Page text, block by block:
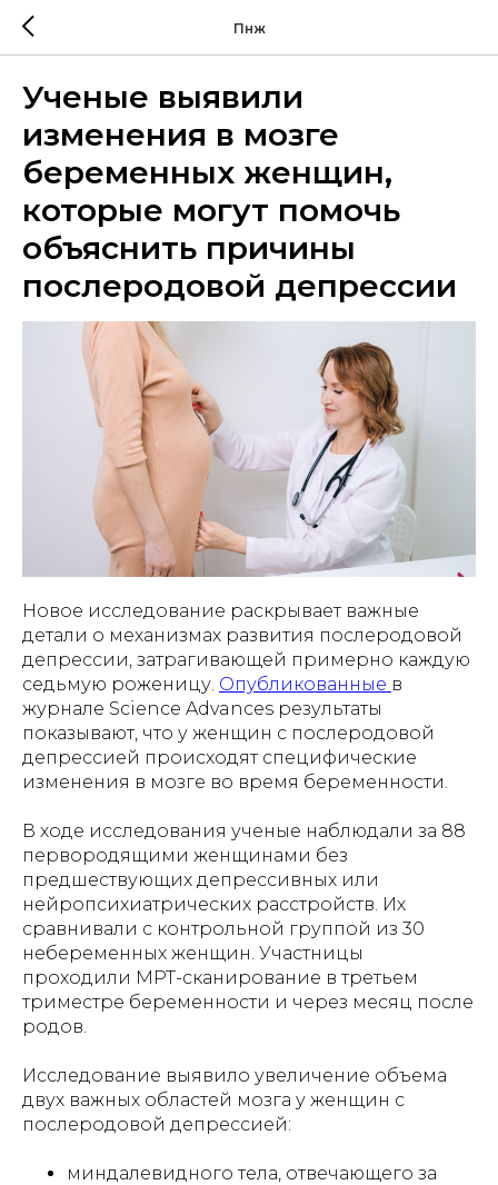
Пнж
Ученые выявили
изменения в мозге
беременных женщин,
которые могут помочь
объяснить причины
послеродовой депрессии
Новое исследование раскрывает важные
детали о механизмах развития послеродовой
депрессии, затрагивающей примерно каждую
седьмую роженицу. Опубликованные в
журнале Science Advances результаты
показывают, что у женщин с послеродовой
депрессией происходят специфические
изменения в мозге во время беременности.
В ходе исследования ученые наблюдали за 88
первородящими женщинами без
предшествующих депрессивных или
нейропсихиатрических расстройств. Их
сравнивали с контрольной группой из 30
небеременных женщин. Участницы
проходили МРТ-сканирование в третьем
триместре беременности и через месяц после
родов.
Исследование выявило увеличение объема
двух важных областей мозга у женщин с
послеродовой депрессией:
миндалевидного тела, отвечающего за